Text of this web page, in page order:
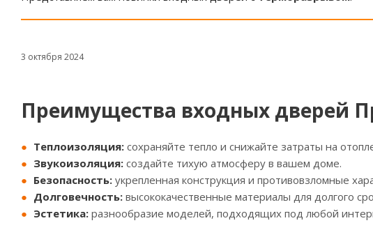
3 октября 2024
Преимущества входных дверей
Теплоизоляция: сохраняйте тепло и снижайте затраты на
Звукоизоляция: создайте тихую атмосферу в вашем доме.
Безопасность: укрепленная конструкция и противовзломные
Долговечность: высококачественные материалы для долгого
Эстетика: разнообразие моделей, подходящих под любой